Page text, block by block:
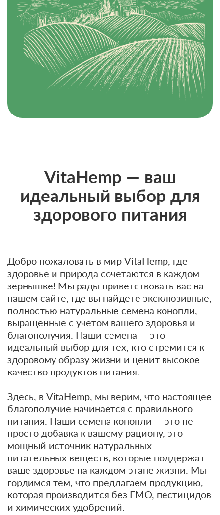
VitaHemp — ваш
идеальный выбор для
здорового питания
Добро пожаловать в мир VitaHemp, где
здоровье и природа сочетаются в каждом
зернышке! Мы рады приветствовать вас на
нашем сайте, где вы найдете эксклюзивные,
полностью натуральные семена конопли,
выращенные с учетом вашего здоровья и
благополучия. Наши семена — это
идеальный выбор для тех, кто стремится к
здоровому образу жизни и ценит высокое
качество продуктов питания.
Здесь, в VitaHemp, мы верим, что настоящее
благополучие начинается с правильного
питания. Наши семена конопли — это не
просто добавка к вашему рациону, это
мощный источник натуральных
питательных веществ, которые поддержат
ваше здоровье на каждом этапе жизни. Мы
гордимся тем, что предлагаем продукцию,
которая производится без ГМО, пестицидов
и химических удобрений.